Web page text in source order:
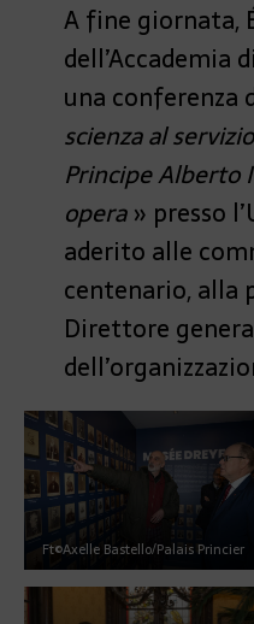
A fine giornata,
dell’Accademia
una conferenza
scienza al
Principe Alberto
opera» presso
aderito alle
centenario, alla
Direttore
Ft©Axelle Bastello/Palais Princier